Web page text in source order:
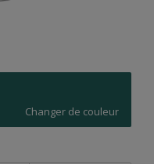
Changer de couleur